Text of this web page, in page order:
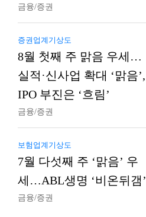
금융/증권
증권업계기상도
8월 첫째 주 맑음 우세…
실적·신사업 확대 ‘맑음’,
IPO 부진은 ‘흐림’
금융/증권
보험업계기상도
7월 다섯째 주 ‘맑음’ 우
세…ABL생명 ‘비온뒤갬’
금융/증권